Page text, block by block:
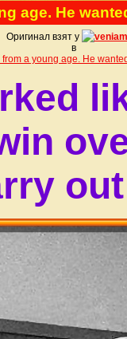
age. He
Оригинал взят у
в
a young age. He